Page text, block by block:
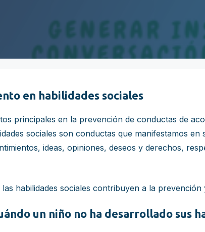
en habilidades sociales
principales en la prevención de conductas de
sociales son conductas que manifestamos
ideas, opiniones, deseos y derechos,
las habilidades sociales contribuyen a la
un niño no ha desarrollado sus